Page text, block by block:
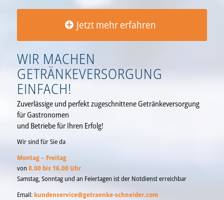
Jetzt mehr erfahren
WIR MACHEN
GETRÄNKEVERSORGUNG
EINFACH!
Zuverlässige und perfekt zugeschnittene Getränkeversorgung
für Gastronomen
und Betriebe für Ihren Erfolg!
Wir sind für Sie da
Montag – Freitag
von 8.00 bis 16.00 Uhr
Samstag, Sonntag und an Feiertagen ist der Notdienst erreichbar
Email:kundenservice@getraenke-schneider.com